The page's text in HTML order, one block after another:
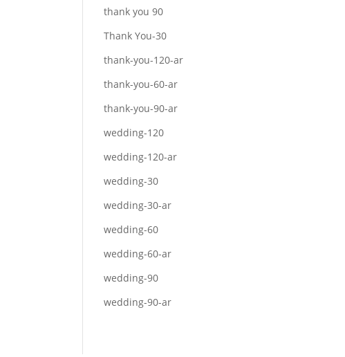
thank you 90
Thank You-30
thank-you-120-ar
thank-you-60-ar
thank-you-90-ar
wedding-120
wedding-120-ar
wedding-30
wedding-30-ar
wedding-60
wedding-60-ar
wedding-90
wedding-90-ar